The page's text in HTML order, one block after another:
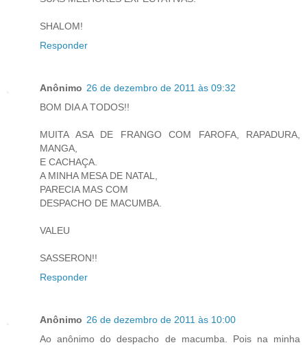
SHALOM!
Responder
Anônimo 26 de dezembro de 2011 às 09:32
BOM DIA A TODOS!!
MUITA ASA DE FRANGO COM FAROFA, RAPADURA,
MANGA,
E CACHAÇA.
A MINHA MESA DE NATAL,
PARECIA MAS COM
DESPACHO DE MACUMBA.
VALEU
SASSERON!!
Responder
Anônimo 26 de dezembro de 2011 às 10:00
Ao anônimo do despacho de macumba. Pois na minha